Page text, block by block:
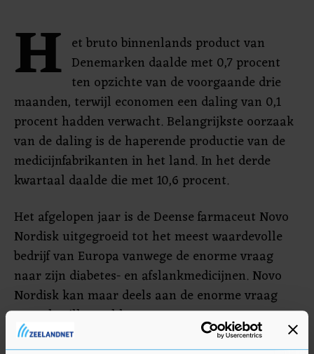
H et bruto binnenlands product van
Denemarken daalde met 0,7 procent
ten opzichte van de voorgaande drie
maanden, terwijl economen een daling van 0,1
procent hadden verwacht. Belangrijkste oorzaak
van de daling is de haperende productie van de
medicijnfabrikanten in het land. In het derde
kwartaal daalde die met 10,6 procent.
Het afgelopen jaar is de Deense farmaceut Novo
Nordisk uitgegroeid tot het meest waardevolle
bedrijf van Europa vanwege de enorme vraag
naar zijn diabetes- en afslankmedicijnen. Novo
Nordisk kan maar deels aan de enorme vraag
naar de pillen voldoen.